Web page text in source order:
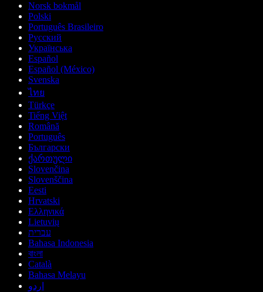
Norsk bokmål
Polski
Português Brasileiro
Русский
Українська
Español
Español (México)
Svenska
ไทย
Türkçe
Tiếng Việt
Română
Português
Български
ქართული
Slovenčina
Slovenščina
Eesti
Hrvatski
Ελληνικά
Lietuvių
עברית
Bahasa Indonesia
বাংলা
Català
Bahasa Melayu
اردو